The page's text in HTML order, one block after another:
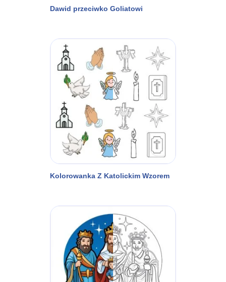
Dawid przeciwko Goliatowi
Kolorowanka Z Katolickim Wzorem